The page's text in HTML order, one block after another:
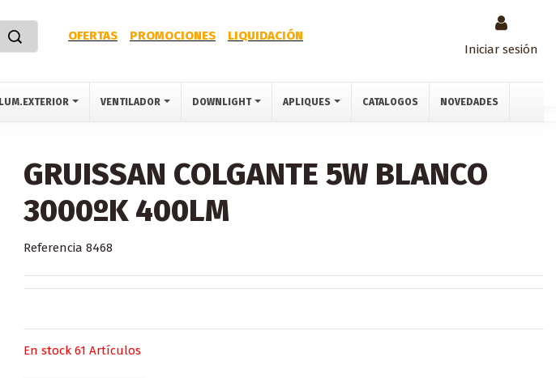
OFERTAS PROMOCIONES
LIQUIDACIÓN
Iniciar sesión
ILUM.EXTERIOR VENTILADOR DOWNLIGHT APLIQUES CATALOGOS NOVEDADES
GRUISSAN COLGANTE 5W BLANCO
3000ºK 400LM
Referencia 8468
En stock 61 Artículos